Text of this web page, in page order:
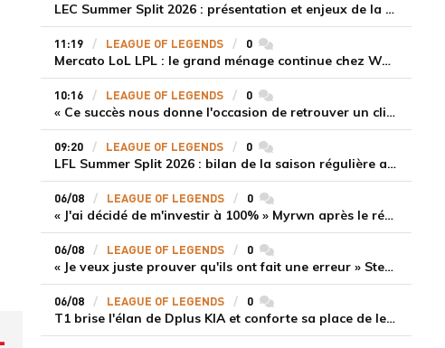
LEC Summer Split 2026 : présentation et enjeux de la troisième semaine de compétition
11:19 LEAGUE OF LEGENDS 0commentaires
Mercato LoL LPL : le grand ménage continue chez Weibo Gaming, Jiejie quitte le navire au profit de Xiaohao
10:16 LEAGUE OF LEGENDS 0commentaires
« Ce succès nous donne l'occasion de retrouver un climat beaucoup plus positif » Ryu et Canyon soulagés après la victoire de Gen.G sur HLE
09:20 LEAGUE OF LEGENDS 0commentaires
LFL Summer Split 2026 : bilan de la saison régulière avec Solary en tête
06/08 LEAGUE OF LEGENDS 0commentaires
« J'ai décidé de m'investir à 100% » Myrwn après le réveil de Movistar KOI face à Fnatic
06/08 LEAGUE OF LEGENDS 0commentaires
« Je veux juste prouver qu'ils ont fait une erreur » Stend se confie sur son mercato chaotique et ses ambitions avec Shifters
06/08 LEAGUE OF LEGENDS 0commentaires
T1 brise l'élan de Dplus KIA et conforte sa place de leader en LCK 2026 Rounds 3-4